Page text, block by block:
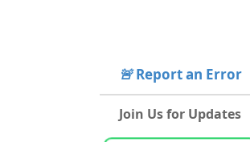
🚨Report an Error
Join Us for Updates